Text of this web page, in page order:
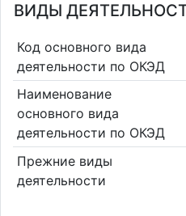
ВИДЫ
Код основного вида
деятельности по ОКЭД
Наименование
основного вида
деятельности по ОКЭД
Прежние виды
деятельности